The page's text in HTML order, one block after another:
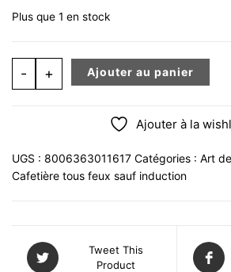
Plus que 1 en stock
- quantité de CAFETIERE 1T MOKA
+ Ajouter au panier
Ajouter à la
UGS : 8006363011617 Catégories : Art
Cafetière tous feux sauf induction
Tweet This
Product